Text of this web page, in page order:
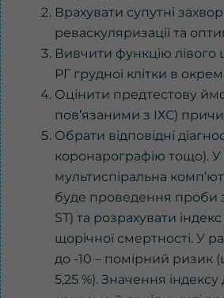
Врахувати супутні
реваскуляризації та
Вивчити функцію лівого
РГ грудної клітки в
Оцінити предтестову
пов’язаними з ІХС)
Обрати відповідні
коронарографію тощо). У
мультиспіральна
буде проведення проби
ST) та розрахувати
щорічної смертності. У
до -10 – помірний ризик
5,25 %). Значення